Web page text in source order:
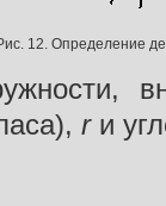
12. Определение
r и